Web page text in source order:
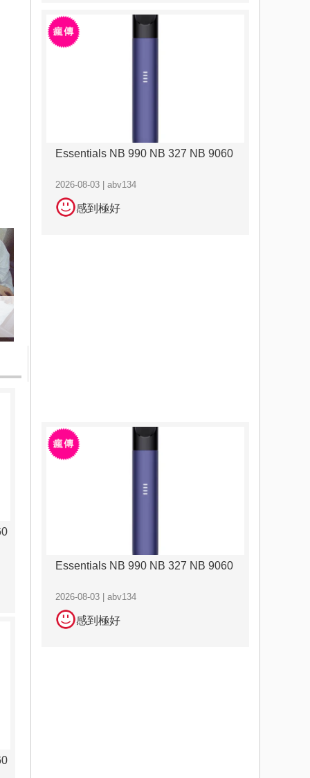
Essentials NB 990 NB 327 NB 9060
2026-08-03 | abv134
感到極好
Essentials NB 990 NB 327 NB 9060
2026-08-03 | abv134
感到極好